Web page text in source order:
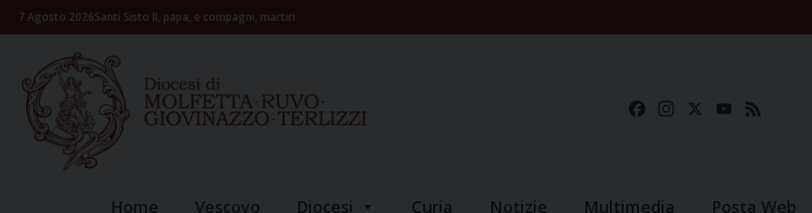
Skip7 Agosto 2026Santi Sisto II, papa, e compagni, martiri
FacebookInstagramYouTube
Home Vescovo Diocesi Curia Notizie Multimedia Posta Web